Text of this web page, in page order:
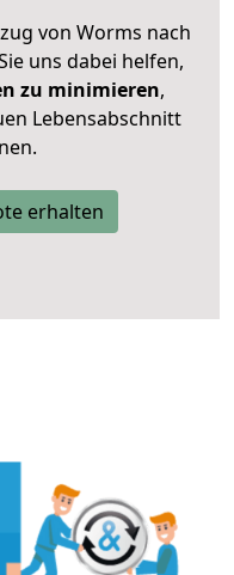
von Worms nach
uns dabei helfen,
zu minimieren,
Lebensabschnitt
erhalten